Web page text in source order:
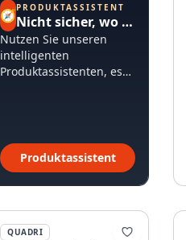
🧭PRODUKTASSISTENT
Nicht sicher, wo Sie anfangen sollen?
Nutzen Sie unseren
intelligenten
Produktassistenten, es
Produktassistent
QUADRI